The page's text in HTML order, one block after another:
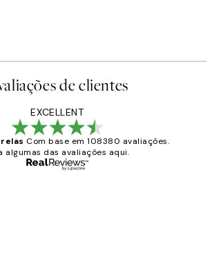
de clientes
EXCELLENT
Com base em 108380 avaliações.
algumas das avaliações aqui.